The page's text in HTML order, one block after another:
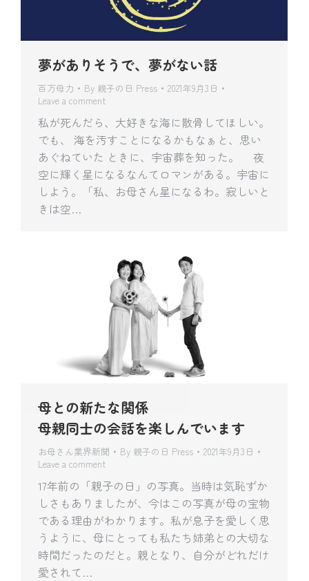
夢がありそうで、夢がない話
百万母力 By 親子の日 Press
2021年9月3日
Leave a comment
私が死んだら、大好きな海に散骨してほしい。
でも、 海を汚すことになるかもなぁと、思い
あぐねていた ときに、宇宙葬を知った。 夜
空に輝く星になるなんてロマンがある。宇宙に
しよう。「私、お母さん星になるわ。寂しいと
きは空…
母との新たな関係
母親同士の会話を楽しんでいます
お母さん業界新聞 By 親子の日 Press
2021年9月3日
Leave a comment
17年前の「親子の日」の写真。当時は気恥ずか
しさもありましたが、今はこの写真が母の宝物
である理由がわかります。私が息子を愛しく思
うように、母にとっても私たち姉弟との大切な
時間だったのだと。親となり、自分がどれだけ
愛されて…